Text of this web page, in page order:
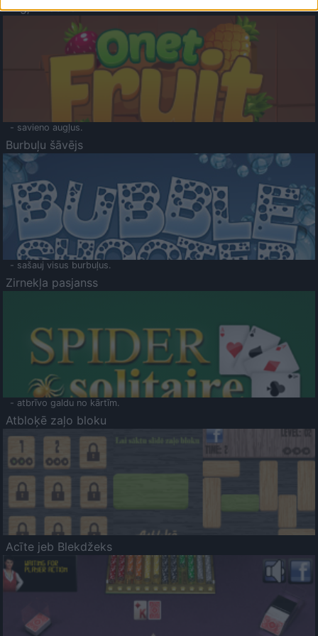
Augļu klasika
- savieno augļus.
Burbuļu šāvējs
- sašauj visus burbuļus.
Zirnekļa pasjanss
- atbrīvo galdu no kārtīm.
Atbloķē zaļo bloku
Acīte jeb Blekdžeks